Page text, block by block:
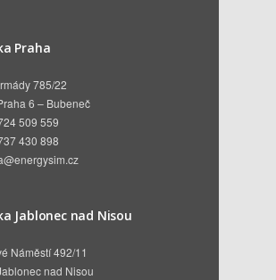
Praha
785/22
6 – Bubeneč
509 559
430 898
Jablonec nad Nisou
Náměstí 492/11
nad Nisou